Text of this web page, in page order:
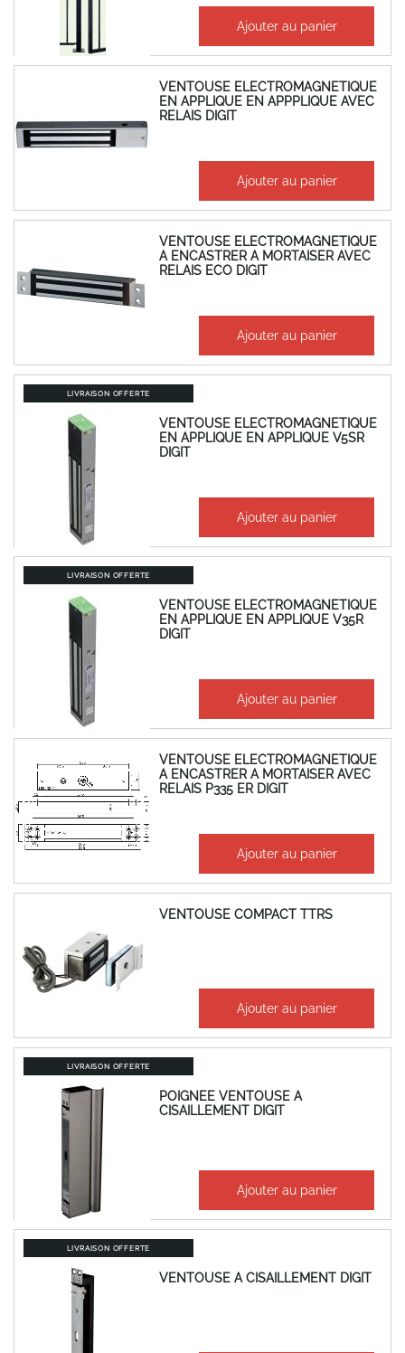
483,13 €
Ajouter au panier
VENTOUSE ELECTROMAGNETIQUE
EN APPLIQUE EN APPPLIQUE AVEC
RELAIS DIGIT
Ajouter au panier
VENTOUSE ELECTROMAGNETIQUE
A ENCASTRER A MORTAISER AVEC
RELAIS ECO DIGIT
Ajouter au panier
LIVRAISON OFFERTE
VENTOUSE ELECTROMAGNETIQUE
EN APPLIQUE EN APPLIQUE V5SR
DIGIT
524,86 €
437,38 € Ajouter au panier
LIVRAISON OFFERTE
VENTOUSE ELECTROMAGNETIQUE
EN APPLIQUE EN APPLIQUE V35R
DIGIT
479,02 €
399,18 € Ajouter au panier
VENTOUSE ELECTROMAGNETIQUE
A ENCASTRER A MORTAISER AVEC
RELAIS P335 ER DIGIT
194,52 € Ajouter au panier
VENTOUSE COMPACT TTRS
Ajouter au panier
LIVRAISON OFFERTE
POIGNEE VENTOUSE A
CISAILLEMENT DIGIT
1 499,79 €
1 249,82 € Ajouter au panier
LIVRAISON OFFERTE
VENTOUSE A CISAILLEMENT DIGIT